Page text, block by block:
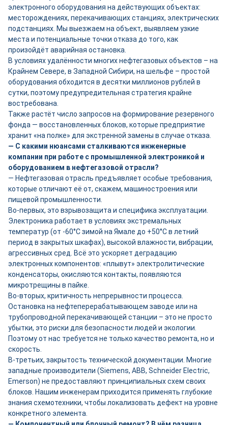
электронного оборудования на действующих объектах:
месторождениях, перекачивающих станциях, электрических
подстанциях. Мы выезжаем на объект, выявляем узкие
места и потенциальные точки отказа до того, как
произойдёт аварийная остановка.
В условиях удалённости многих нефтегазовых объектов – на
Крайнем Севере, в Западной Сибири, на шельфе – простой
оборудования обходится в десятки миллионов рублей в
сутки, поэтому предупредительная стратегия крайне
востребована.
Также растёт число запросов на формирование резервного
фонда — восстановленных блоков, которые предприятие
хранит «на полке» для экстренной замены в случае отказа.
— С какими нюансами сталкиваются инженерные
компании при работе с промышленной электроникой и
оборудованием в нефтегазовой отрасли?
— Нефтегазовая отрасль предъявляет особые требования,
которые отличают её от, скажем, машиностроения или
пищевой промышленности.
Во-первых, это взрывозащита и специфика эксплуатации.
Электроника работает в условиях экстремальных
температур (от -60°C зимой на Ямале до +50°C в летний
период в закрытых шкафах), высокой влажности, вибрации,
агрессивных сред. Всё это ускоряет деградацию
электронных компонентов: «плывут» электролитические
конденсаторы, окисляются контакты, появляются
микротрещины в пайке.
Во-вторых, критичность непрерывности процесса.
Остановка на нефтеперерабатывающем заводе или на
трубопроводной перекачивающей станции – это не просто
убытки, это риски для безопасности людей и экологии.
Поэтому от нас требуется не только качество ремонта, но и
скорость.
В-третьих, закрытость технической документации. Многие
западные производители (Siemens, ABB, Schneider Electric,
Emerson) не предоставляют принципиальных схем своих
блоков. Нашим инженерам приходится применять глубокие
знания схемотехники, чтобы локализовать дефект на уровне
конкретного элемента.